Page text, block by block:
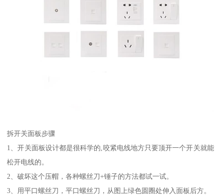
拆开关面板步骤
1、开关面板设计都是很科学的,咬紧电线地方只要顶开一个开关就能
松开电线的。
2、破坏这个压帽，各种螺丝刀+锤子的方法都试一试。
3、用平口螺丝刀，平口螺丝刀，从图上绿色圆圈处伸入面板后方。